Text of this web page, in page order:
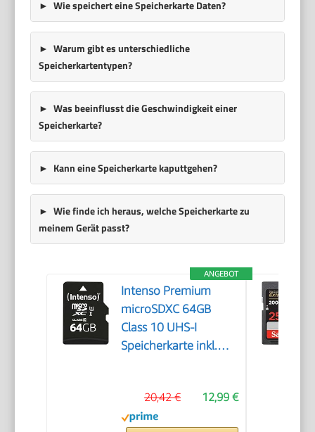
Wie speichert eine Speicherkarte Daten?
Warum gibt es unterschiedliche
Speicherkartentypen?
Was beeinflusst die Geschwindigkeit einer
Speicherkarte?
Kann eine Speicherkarte kaputtgehen?
Wie finde ich heraus, welche Speicherkarte zu
meinem Gerät passt?
ANGEBOT
Intenso Premium
microSDXC 64GB
Class 10 UHS-I
Speicherkarte inkl.
12,99 €
20,42 €